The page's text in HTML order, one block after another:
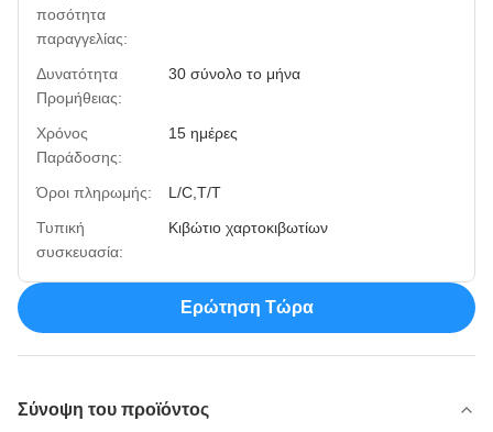
ποσότητα
παραγγελίας:
Δυνατότητα
Προμήθειας:
30 σύνολο το μήνα
Χρόνος
Παράδοσης:
15 ημέρες
Όροι πληρωμής:
L/C,T/T
Τυπική
συσκευασία:
Κιβώτιο χαρτοκιβωτίων
Ερώτηση Τώρα
Σύνοψη του προϊόντος